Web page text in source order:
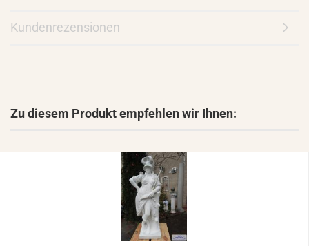
Kundenrezensionen
Zu diesem Produkt empfehlen wir Ihnen: